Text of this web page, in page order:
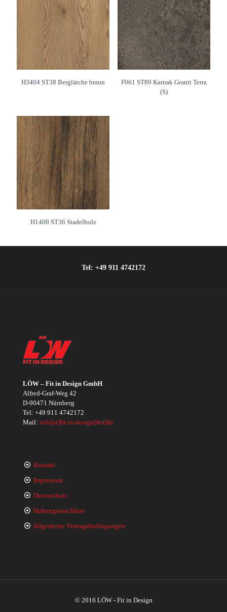
H3404 ST38 Berglärche braun
F061 ST89 Karnak Granit Terra
(S)
H1400 ST36 Stadelholz
Tel: +49 911 4742172
LÖW – Fit in Design GmbH
Alfred-Graf-Weg 42
D-90471 Nürnberg
Tel: +49 911 4742172
Mail: info[at]fit-in-design[dot]de
Kontakt
Impressum
Datenschutz
Haftungsauschluss
Allgemeine Vertragsbedingungen
© 2016 LÖW - Fit in Design